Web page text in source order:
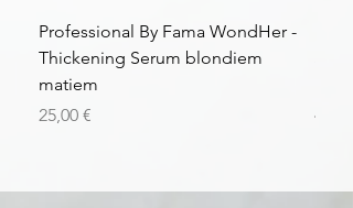
Professional By Fama WondHer -
Thickening Serum blondiem
matiem
Kaina
25,00 €
Kaina
43,56